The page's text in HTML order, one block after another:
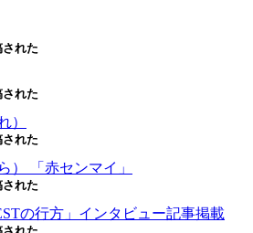
れた
れた
）
れた
） 「赤センマイ」
れた
の行方」インタビュー記事掲載